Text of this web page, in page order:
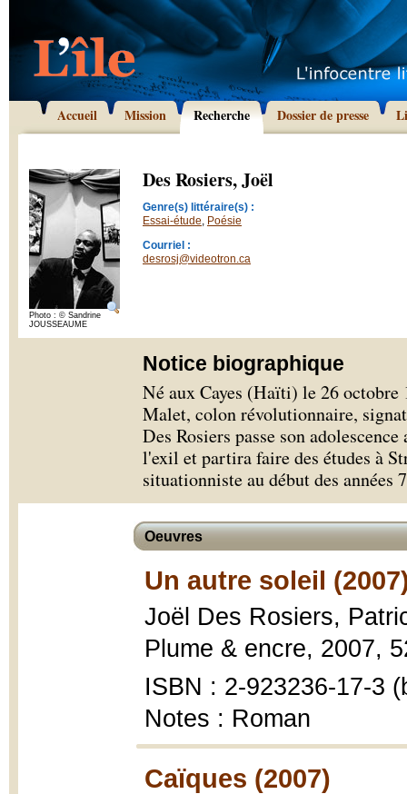
Accueil Mission Recherche Dossier de presse
Photo : © Sandrine
JOUSSEAUME
Des Rosiers, Joël
Genre(s) littéraire(s) :
Essai-étude, Poésie
Courriel :
desrosj@videotron.ca
Notice biographique
Né aux Cayes (Haïti) le 26 octobre
Malet, colon révolutionnaire,
Des Rosiers passe son
l'exil et partira faire des études à
situationniste au début des années
Oeuvres
Un autre soleil
Joël Des Rosiers,
Plume & encre, 2007,
ISBN : 2-923236-17-3
Notes : Roman
Caïques (2007)